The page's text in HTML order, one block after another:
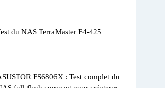
du NAS TerraMaster F4-425
FS6806X : Test complet du